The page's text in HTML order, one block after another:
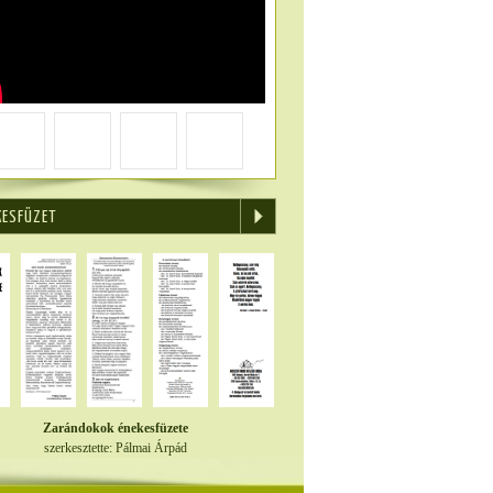
Zarándokok énekesfüzete
szerkesztette: Pálmai Árpád